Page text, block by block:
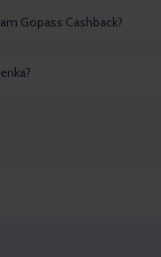
Gopass Cashback?